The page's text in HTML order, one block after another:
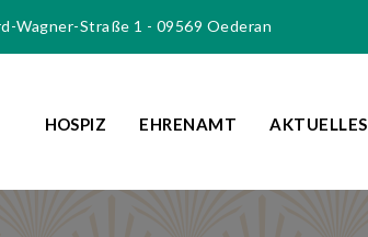
Wagner-Straße 1 - 09569 Oederan
HOSPIZ EHRENAMT AKTUELLES